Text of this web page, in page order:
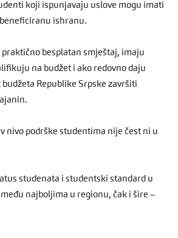
koji ispunjavaju uslove mogu imati
ishranu.
besplatan smještaj, imaju
na budžet i ako redovno daju
Republike Srpske završiti
nivo podrške studentima nije čest ni u
studenata i studentski standard u
najboljima u regionu, čak i šire –